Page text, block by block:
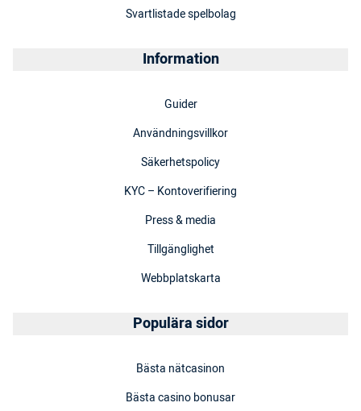
Svartlistade spelbolag
Information
Guider
Användningsvillkor
Säkerhetspolicy
KYC – Kontoverifiering
Press & media
Tillgänglighet
Webbplatskarta
Populära sidor
Bästa nätcasinon
Bästa casino bonusar